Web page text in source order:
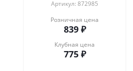
Артикул: 872985
Розничная цена
839₽
Клубная цена
775₽